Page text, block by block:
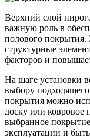
Верхний слой
важную роль в
полового
структурные
факторов и
На шаге установки
выбору
покрытия можно
доску или
выбранное
эксплуатации и